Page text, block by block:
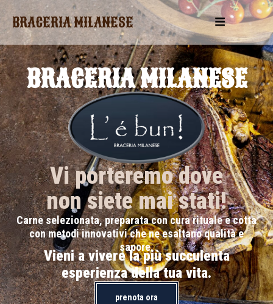
BRACERIA MILANESE
BRACERIA MILANESE
Vi porteremo dove
non siete mai stati!
Carne selezionata, preparata con cura rituale e cotta
con metodi innovativi che ne esaltano qualità e
sapore.
Vieni a vivere la più succulenta
esperienza della tua vita.
prenota ora